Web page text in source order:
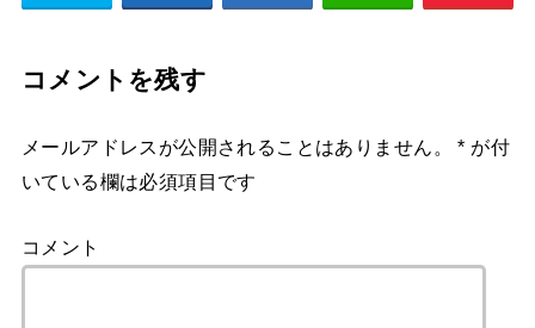
コメントを残す
メールアドレスが公開されることはありません。 * が付
いている欄は必須項目です
コメント